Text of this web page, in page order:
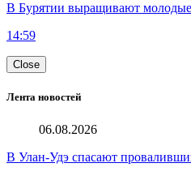
В Бурятии выращивают
14:59
Close
Лента новостей
06.08.2026
В Улан-Удэ спасают